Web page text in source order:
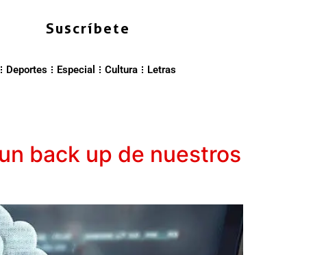
Suscríbete
Deportes Especial Cultura Letras
back up de nuestros